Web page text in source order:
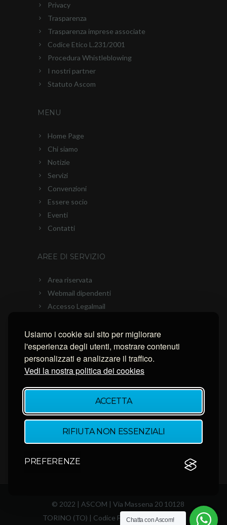
Usiamo i cookie sul sito per migliorare
l'esperienza degli utenti, mostrare contenuti
personalizzati e analizzare il traffico.
Vedi la nostra politica dei cookies
ACCETTA
RIFIUTA NON ESSENZIALI
PREFERENZE
Privacy
Trasparenza
Trasparenza imprese associate
Codice Etico L.231/2001
Procedura Whistleblowing
I nostri partner
Statuto Ascom
MENU
Home Page
Chi siamo
Notizie
Servizi
Convenzioni
Essere socio
Eventi
Contatti
AREE DI SERVIZIO
Area riservata
Webmail dipendenti
Accesso Legalmail
Connessione con AnyDesk
Connessione con Ammyy Admin
Connessione con TeamViewer
NEWSLETTER
Inserisci la tua email per restare aggiornato.
© 2022 | ASCOM | Via Massena 20 10128
TORINO (TO) | Codice Fiscale 80082340011
Chatta con Ascom!